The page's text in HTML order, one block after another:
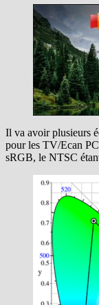
Il va avoir plusieurs
pour les TV/Ecan
sRGB, le NTSC